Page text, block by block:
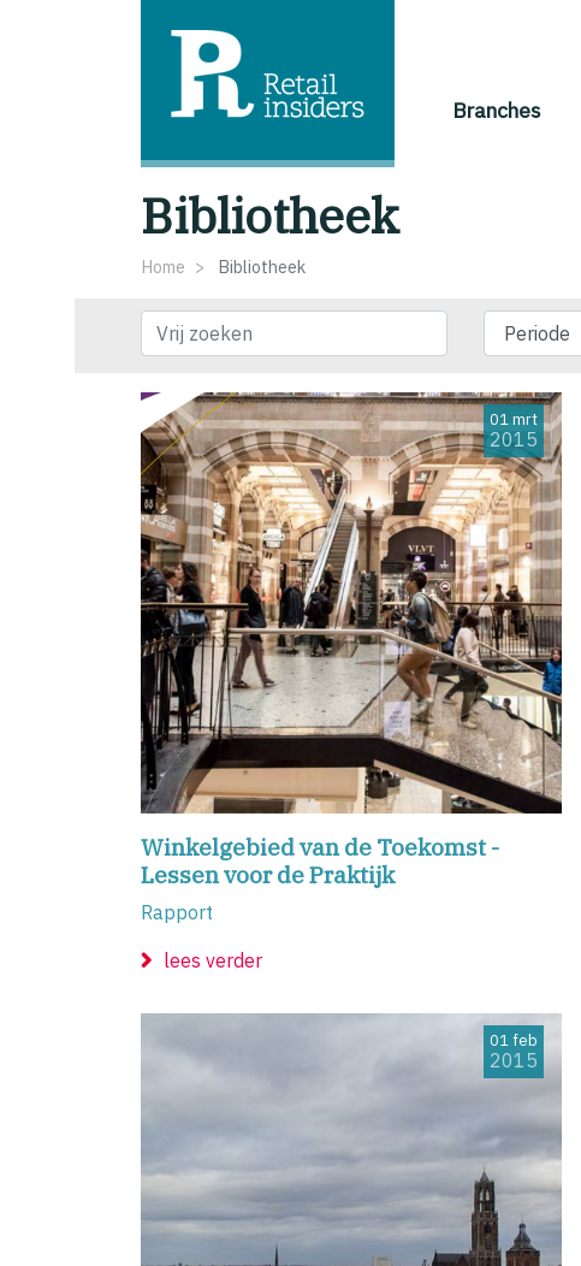
Branches
Bibliotheek
Home Bibliotheek
Vrij zoeken
Winkelgebied van de Toekomst -
Lessen voor de Praktijk
Rapport
01 mrt
2015
lees verder
01 feb
2015